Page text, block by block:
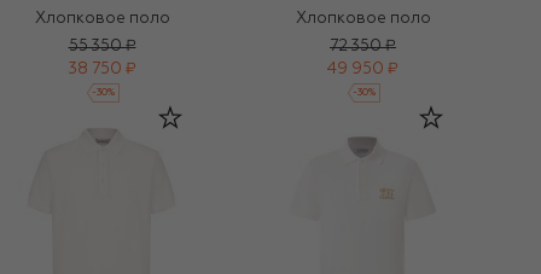
Хлопковое поло
55 350 ₽
38 750 ₽
-30%
Хлопковое поло
72 350 ₽
49 950 ₽
-30%